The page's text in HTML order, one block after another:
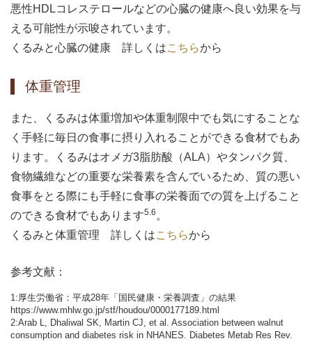
悪性HDLコレステロールなどの心臓の健康へ良い効果を与
える可能性が示唆されています。
くるみと心臓の健康 詳しくはこちらから
体重管理
また、くるみは体重増加や体重制限中でも気にすることな
く手軽に毎日の食事に摂り入れることができる食材でもあ
ります。くるみはオメガ3脂肪酸（ALA）やタンパク質、
食物繊維などの重要な栄養素を含んでいるため、質の悪い
食事をとる際にも手軽に食事の栄養面での質を上げること
のできる食材でもあります5.6 。
くるみと体重管理 詳しくはこちらから
参考文献：
1:厚生労働省：平成28年「国民健康・栄養調査」の結果
https://www.mhlw.go.jp/stf/houdou/0000177189.html
2:Arab L, Dhaliwal SK, Martin CJ, et al. Association between walnut
consumption and diabetes risk in NHANES. Diabetes Metab Res Rev.